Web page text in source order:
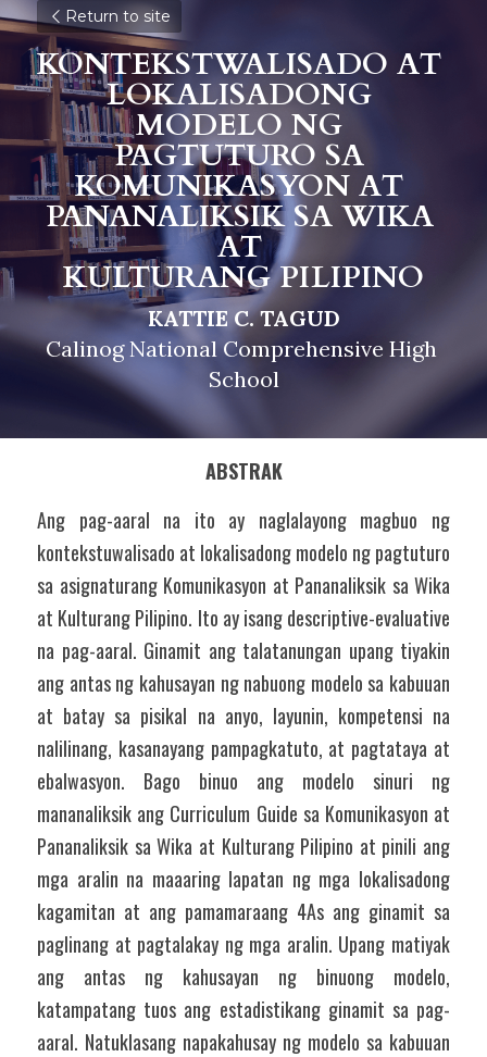
Return to site
KONTEKSTWALISADO AT
LOKALISADONG
MODELO NG
PAGTUTURO SA
KOMUNIKASYON AT
PANANALIKSIK SA WIKA
AT
KULTURANG PILIPINO
KATTIE C. TAGUD
Calinog National Comprehensive High
School
ABSTRAK
Ang pag-aaral na ito ay naglalayong magbuo ng
kontekstuwalisado at lokalisadong modelo ng pagtuturo
sa asignaturang Komunikasyon at Pananaliksik sa Wika
at Kulturang Pilipino. Ito ay isang descriptive-evaluative
na pag-aaral. Ginamit ang talatanungan upang tiyakin
ang antas ng kahusayan ng nabuong modelo sa kabuuan
at batay sa pisikal na anyo, layunin, kompetensi na
nalilinang, kasanayang pampagkatuto, at pagtataya at
ebalwasyon. Bago binuo ang modelo sinuri ng
mananaliksik ang Curriculum Guide sa Komunikasyon at
Pananaliksik sa Wika at Kulturang Pilipino at pinili ang
mga aralin na maaaring lapatan ng mga lokalisadong
kagamitan at ang pamamaraang 4As ang ginamit sa
paglinang at pagtalakay ng mga aralin. Upang matiyak
ang antas ng kahusayan ng binuong modelo,
katampatang tuos ang estadistikang ginamit sa pag-
aaral. Natuklasang napakahusay ng modelo sa kabuuan